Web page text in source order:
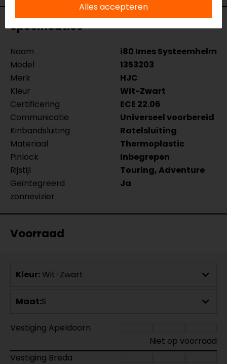
Specificaties
Naam
i80 Imes Systeemhelm
Model
1353203
Merk
HJC
Kleur
Wit-Zwart
Certificering
ECE 22.06
Communicatie
Universeel voorbereid
Kinbandsluiting
Ratelsluiting
Materiaal
Thermoplastic
Pinlock
Inbegrepen
Rijstijl
Touring, Adventure
Geïntegreerd
zonnevizier
Ja
Voorraad
Kleur: Wit-Zwart
Maat:S
Vestiging Apeldoorn
Niet op voorraad
Vestiging Breda
Alles accepteren